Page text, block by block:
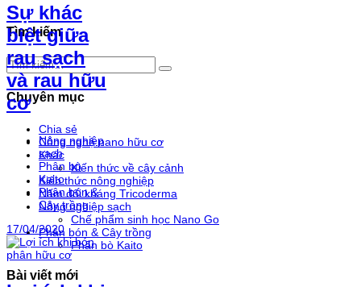
Sự khác
biệt giữa
rau sạch
và rau hữu
cơ
Nông nghiệp
sạch
Phân bò
Kaito
Phân bón &
Cây trồng
17/04/2020
Tìm kiếm
Chuyên mục
Chia sẻ
Công nghệ nano hữu cơ
Khác
Kiến thức về cây cảnh
Kiến thức nông nghiệp
Nấm đối kháng Tricoderma
Nông nghiệp sạch
Chế phẩm sinh học Nano Go
Phân bón & Cây trồng
Phân bò Kaito
Bài viết mới